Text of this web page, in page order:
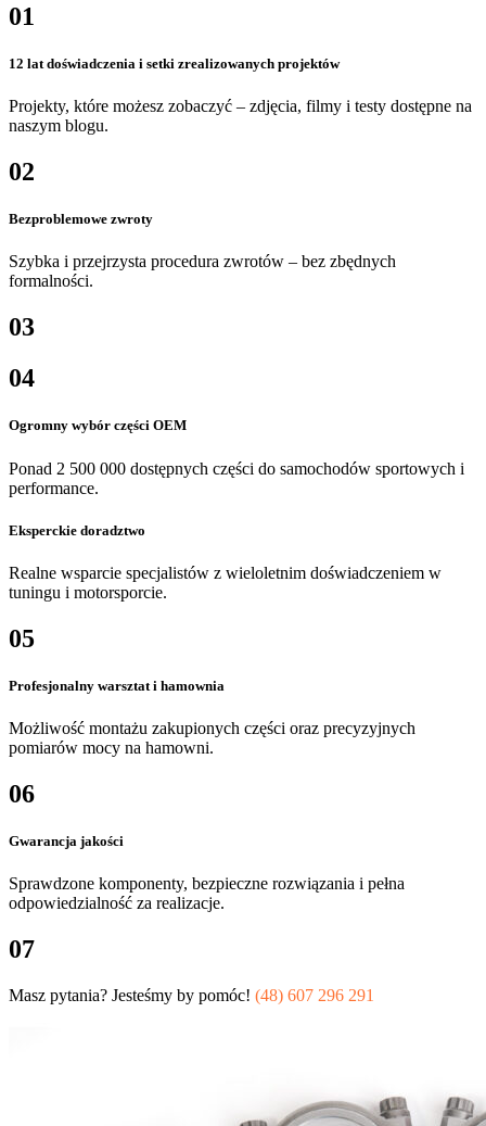
01
12 lat doświadczenia i setki zrealizowanych projektów
Projekty, które możesz zobaczyć – zdjęcia, filmy i testy dostępne na
naszym blogu.
02
Bezproblemowe zwroty
Szybka i przejrzysta procedura zwrotów – bez zbędnych
formalności.
03
04
Ogromny wybór części OEM
Ponad 2 500 000 dostępnych części do samochodów sportowych i
performance.
Eksperckie doradztwo
Realne wsparcie specjalistów z wieloletnim doświadczeniem w
tuningu i motorsporcie.
05
Profesjonalny warsztat i hamownia
Możliwość montażu zakupionych części oraz precyzyjnych
pomiarów mocy na hamowni.
06
Gwarancja jakości
Sprawdzone komponenty, bezpieczne rozwiązania i pełna
odpowiedzialność za realizacje.
07
Masz pytania? Jesteśmy by pomóc! (48) 607 296 291